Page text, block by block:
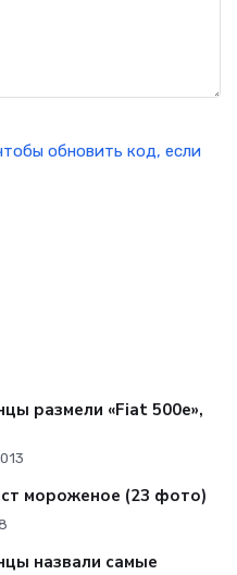
размели «Fiat 500e»,
мороженое (23 фото)
назвали самые